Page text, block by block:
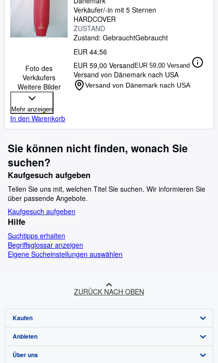
Foto des
Verkäufers
Weitere Bilder
Verkäufer/-in mit 5 Sternen
HARDCOVER
ZUSTAND
Zustand: GebrauchtGebraucht
EUR 44,56
EUR 59,00 Versand EUR 59,00 Versand
Versand von Dänemark nach USA
Versand von Dänemark nach USA
Mehr anzeigen
In den Warenkorb
Sie können nicht finden, wonach Sie
suchen?
Kaufgesuch aufgeben
Teilen Sie uns mit, welchen Titel Sie suchen. Wir informieren Sie
über passende Angebote.
Kaufgesuch aufgeben
Hilfe
Suchtipps erhalten
Begriffsglossar anzeigen
Eigene Sucheinstellungen auswählen
ZURÜCK NACH OBEN
Kaufen
Detailsuche
Sammlungen
Anbieten
Verkäufer werden
Über uns